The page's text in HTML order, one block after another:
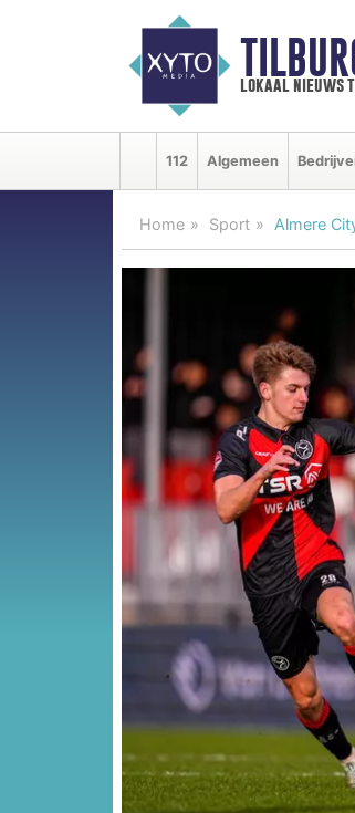
lokaal nieuws
112 Algemeen
Home Sport Almere